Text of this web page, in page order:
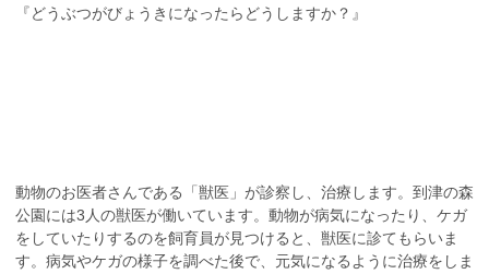
『どうぶつがびょうきになったらどうしますか？』
動物のお医者さんである「獣医」が診察し、治療します。到津の森
公園には3人の獣医が働いています。動物が病気になったり、ケガ
をしていたりするのを飼育員が見つけると、獣医に診てもらいま
す。病気やケガの様子を調べた後で、元気になるように治療をしま